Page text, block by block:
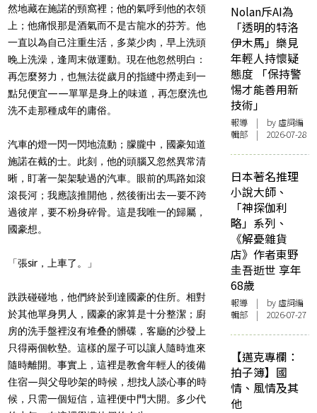
然地藏在施諾的頸窩裡；他的氣呼到他的衣領
上；他痛恨那是酒氣而不是古龍水的芬芳。他
一直以為自己注重生活，多菜少肉，早上洗頭
晚上洗澡，逢周末做運動。現在他忽然明白：
再怎麼努力，也無法從歲月的指縫中撈走到一
點兒便宜——單單是身上的味道，再怎麼洗也
洗不走那種成年的庸俗。
汽車的燈一閃一閃地流動；朦朧中，國豪知道
施諾在截的士。此刻，他的頭腦又忽然異常清
晰，盯著一架架駛過的汽車。眼前的馬路如滾
滾長河；我應該推開他，然後衝出去—要不跨
過彼岸，要不粉身碎骨。這是我唯一的歸屬，
國豪想。
「張sir，上車了。」
跌跌碰碰地，他們終於到達國豪的住所。相對
於其他單身男人，國豪的家算是十分整潔；廚
房的洗手盤裡沒有堆叠的髒碟，客廳的沙發上
只得兩個軟墊。這樣的屋子可以讓人隨時進來
隨時離開。事實上，這裡是教會年輕人的後備
住宿—與父母吵架的時候，想找人談心事的時
候，只需一個短信，這裡便中門大開。多少代
Nolan斥AI為
「透明的特洛
伊木馬」樂見
年輕人持懷疑
態度 「保持警
惕才能善用新
技術」
報導 | by 虛詞編
輯部 | 2026-07-28
日本著名推理
小說大師、
「神探伽利
略」系列、
《解憂雜貨
店》作者東野
圭吾逝世 享年
68歲
報導 | by 虛詞編
輯部 | 2026-07-27
【邁克專欄：
拍子簿】國
情、風情及其
他